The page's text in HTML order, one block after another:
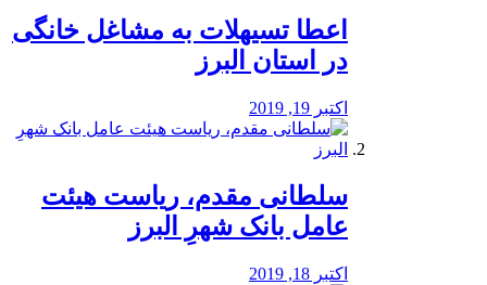
️اعطا تسیهلات به مشاغل خانگی
در استان البرز
اکتبر 19, 2019
سلطانی مقدم، ریاست هیئت
عامل بانک شهرِ البرز
اکتبر 18, 2019